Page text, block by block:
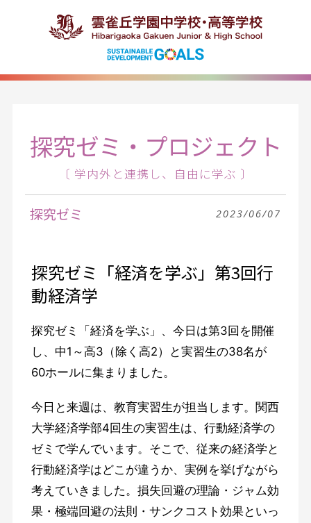
探究ゼミ・プロジェクト
〔 学内外と連携し、自由に学ぶ 〕
探究ゼミ 2023/06/07
探究ゼミ「経済を学ぶ」第3回行
動経済学
探究ゼミ「経済を学ぶ」、今日は第3回を開催
し、中1～高3（除く高2）と実習生の38名が
60ホールに集まりました。
今日と来週は、教育実習生が担当します。関西
大学経済学部4回生の実習生は、行動経済学の
ゼミで学んでいます。そこで、従来の経済学と
行動経済学はどこが違うか、実例を挙げながら
考えていきました。損失回避の理論・ジャム効
果・極端回避の法則・サンクコスト効果といっ